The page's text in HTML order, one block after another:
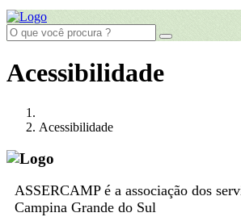
Acessibilidade
Acessibilidade
ASSERCAMP é a associação dos
Campina Grande do Sul